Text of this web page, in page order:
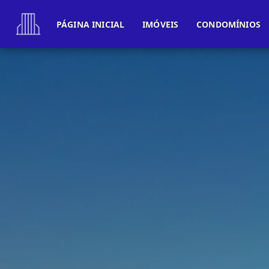
PÁGINA INICIAL IMÓVEIS CONDOMÍNIOS